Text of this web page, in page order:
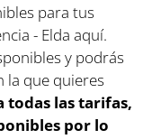
para tus
- Elda aquí.
y podrás
la que quieres
todas las tarifas,
por lo